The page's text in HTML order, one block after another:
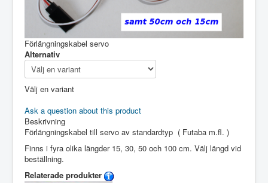
Förlängningskabel servo
Alternativ
Välj en variant
Ask a question about this product
Beskrivning
Förlängningskabel till servo av standardtyp ( Futaba m.fl. )
Finns i fyra olika längder 15, 30, 50 och 100 cm. Välj längd vid
beställning.
Relaterade produkter